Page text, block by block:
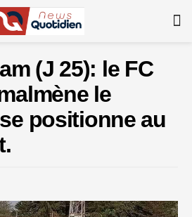
(J 25): le FC
le
positionne au